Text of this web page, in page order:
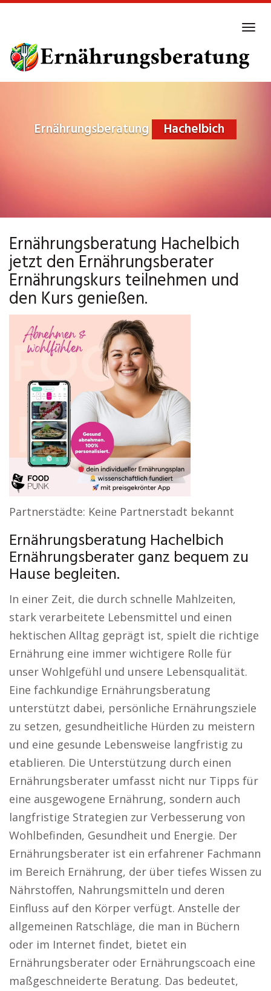
main
content
Ernährungsberatung Hachelbich
Ernährungsberatung Hachelbich
jetzt den Ernährungsberater
Ernährungskurs teilnehmen und
den Kurs genießen.
Partnerstädte: Keine Partnerstadt bekannt
Ernährungsberatung Hachelbich
Ernährungsberater ganz bequem zu
Hause begleiten.
In einer Zeit, die durch schnelle Mahlzeiten,
stark verarbeitete Lebensmittel und einen
hektischen Alltag geprägt ist, spielt die richtige
Ernährung eine immer wichtigere Rolle für
unser Wohlgefühl und unsere Lebensqualität.
Eine fachkundige Ernährungsberatung
unterstützt dabei, persönliche Ernährungsziele
zu setzen, gesundheitliche Hürden zu meistern
und eine gesunde Lebensweise langfristig zu
etablieren. Die Unterstützung durch einen
Ernährungsberater umfasst nicht nur Tipps für
eine ausgewogene Ernährung, sondern auch
langfristige Strategien zur Verbesserung von
Wohlbefinden, Gesundheit und Energie. Der
Ernährungsberater ist ein erfahrener Fachmann
im Bereich Ernährung, der über tiefes Wissen zu
Nährstoffen, Nahrungsmitteln und deren
Einfluss auf den Körper verfügt. Anstelle der
allgemeinen Ratschläge, die man in Büchern
oder im Internet findet, bietet ein
Ernährungsberater oder Ernährungscoach eine
maßgeschneiderte Beratung. Das bedeutet,